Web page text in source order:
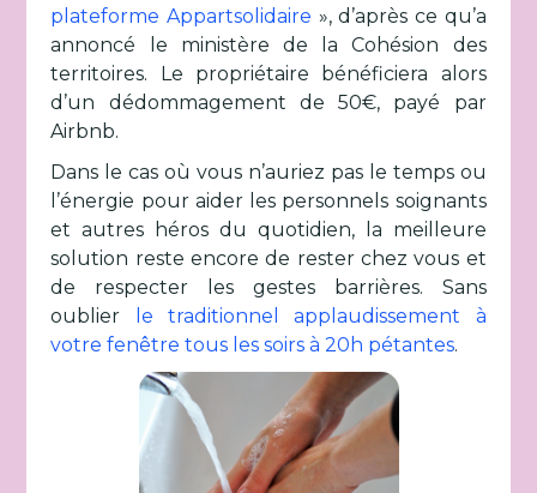
plateforme Appartsolidaire », d’après ce qu’a
annoncé le ministère de la Cohésion des
territoires. Le propriétaire bénéficiera alors
d’un dédommagement de 50€, payé par
Airbnb.
Dans le cas où vous n’auriez pas le temps ou
l’énergie pour aider les personnels soignants
et autres héros du quotidien, la meilleure
solution reste encore de rester chez vous et
de respecter les gestes barrières. Sans
oublier
le traditionnel applaudissement à
votre fenêtre tous les soirs à 20h pétantes.